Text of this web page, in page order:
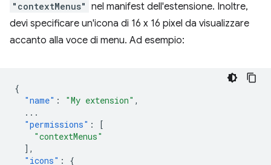
"contextMenus" nel manifest dell'estensione. Inoltre,
devi specificare un'icona di 16 x 16 pixel da visualizzare
accanto alla voce di menu. Ad esempio:
{
"name" : "My extension" ,
...
"permissions" :
[
"contextMenus"
],
"icons" :
{